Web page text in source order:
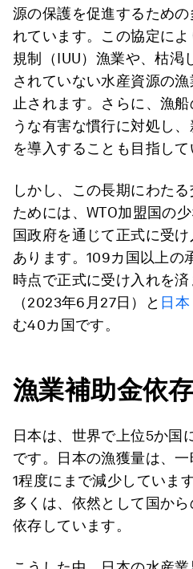
源の保護を促進するため
れています。この協定に
規制（IUU）漁業や、枯渇
されていない水産資源の
止されます。さらに、漁
うな有害な慣行に対処し
を導入することも目指して
しかし、この長期にわた
ためには、WTO加盟国の
国政府を通じて正式に受
あります。109カ国以上の
時点で正式に受け入れを済
（2023年6月27日）と 日本
む40カ国です。
漁業補助金依
日本は、世界で上位5か国
です。日本の漁獲量は、
1程度にまで減少していま
多くは、依然として国か
依存しています。